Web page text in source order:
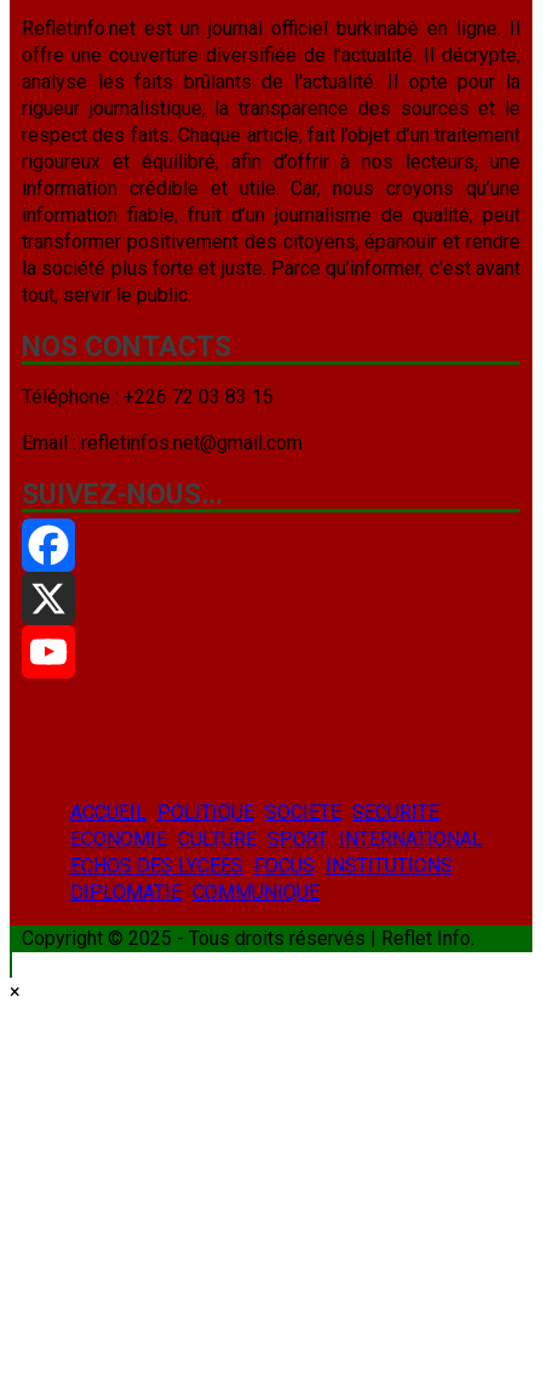
Refletinfo.net est un journal officiel burkinabè en ligne. Il
offre une couverture diversifiée de l'actualité. Il décrypte,
analyse les faits brûlants de l'actualité. Il opte pour la
rigueur journalistique, la transparence des sources et le
respect des faits. Chaque article, fait l’objet d’un traitement
rigoureux et équilibré, afin d’offrir à nos lecteurs, une
information crédible et utile. Car, nous croyons qu’une
information fiable, fruit d’un journalisme de qualité, peut
transformer positivement des citoyens, épanouir et rendre
la société plus forte et juste. Parce qu’informer, c’est avant
tout, servir le public.
NOS CONTACTS
Téléphone : +226 72 03 83 15
Email : refletinfos.net@gmail.com
SUIVEZ-NOUS…
Facebook
X
ACCUEIL POLITIQUE SOCIETE SECURITE
ECONOMIE CULTURE SPORT INTERNATIONAL
ECHOS DES LYCEES FOCUS INSTITUTIONS
DIPLOMATIE COMMUNIQUE
Copyright © 2025 - Tous droits réservés | Reflet Info.
×